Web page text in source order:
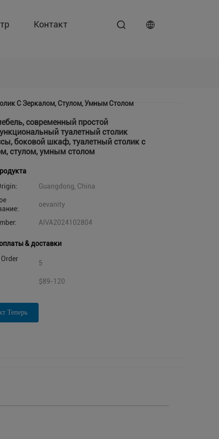
Контакт
С Зеркалом, Стулом, Умным Столом
современный простой
туалетный столик
боковой шкаф, туалетный столик с
стулом, умным столом
Guangdong, China
oevanity
AIVA2024102804
& доставки
5
$89-120
Теперь